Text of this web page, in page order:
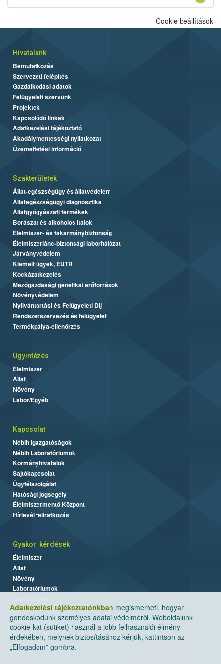
Adatkezelési tájékoztatónkban megismerheti, hogyan
gondoskodunk személyes adatai védelméről. Weboldalunk
cookie-kat (sütiket) használ a jobb felhasználói élmény
érdekében, melynek biztosításához kérjük, kattintson az
„Elfogadom” gombra.
Cookie beállítások
Hivatalunk
Bemutatkozás
Szervezeti felépítés
Gazdálkodási adatok
Felügyeleti szervünk
Projektek
Kapcsolódó linkek
Adatkezelési tájékoztató
Akadálymentességi nyilatkozat
Üzemeltetési információ
Szakterületek
Állat-egészségügy és állatvédelem
Állategészségügyi diagnosztika
Állatgyógyászati termékek
Borászat és alkoholos italok
Élelmiszer- és takarmánybiztonság
Élelmiszerlánc-biztonsági laborhálózat
Járványvédelem
Kiemelt ügyek, EUTR
Kockázatkezelés
Mezőgazdasági genetikai erőforrások
Növényvédelem
Nyilvántartási és Felügyeleti Díj
Rendszerszervezés és felügyelet
Termékpálya-ellenőrzés
Ügyintézés
Élelmiszer
Állat
Növény
Labor/Egyéb
Kapcsolat
Nébih Igazgatóságok
Nébih Laboratóriumok
Kormányhivatalok
Sajtókapcsolat
Ügyfélszolgálat
Hatósági jogsegély
Élelmiszermentő Központ
Hírlevél feliratkozás
Gyakori kérdések
Élelmiszer
Állat
Növény
Laboratóriumok